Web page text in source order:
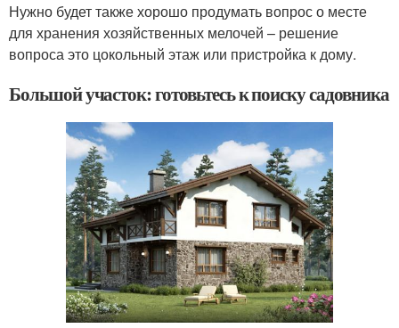
Нужно будет также хорошо продумать вопрос о месте
для хранения хозяйственных мелочей – решение
вопроса это цокольный этаж или пристройка к дому.
Большой участок: готовьтесь к поиску садовника